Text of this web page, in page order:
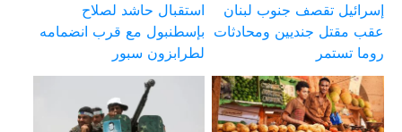
إسرائيل تقصف جنوب لبنان
عقب مقتل جنديين ومحادثات
روما تستمر
استقبال حاشد لصلاح
بإسطنبول مع قرب انضمامه
لطرابزون سبور